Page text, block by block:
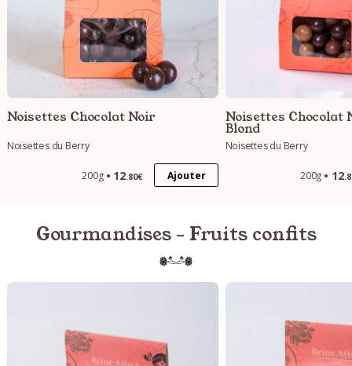
Noisettes Chocolat Noir
Noisettes du Berry
200g 12.80€ Ajouter
Noisettes Chocolat
Blond
Noisettes du Berry
200g 12
Gourmandises - Fruits confits